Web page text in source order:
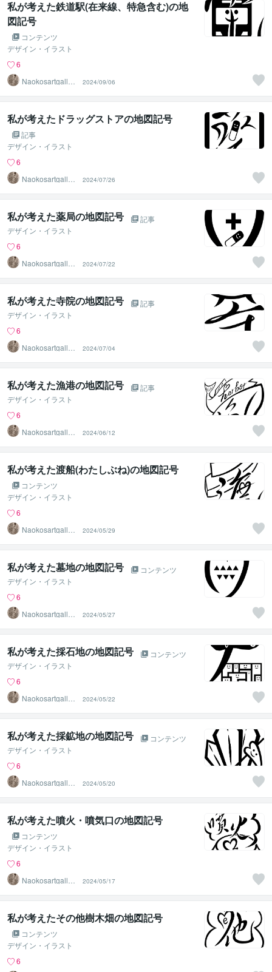
私が考えた鉄道駅(在来線、特急含む)の地
図記号
コンテンツ
デザイン・イラスト
6
Naokosartgaller
2024/09/06
私が考えたドラッグストアの地図記号
記事
デザイン・イラスト
6
Naokosartgaller
2024/07/26
私が考えた薬局の地図記号
記事
デザイン・イラスト
6
Naokosartgaller
2024/07/22
私が考えた寺院の地図記号
記事
デザイン・イラスト
6
Naokosartgaller
2024/07/04
私が考えた漁港の地図記号
記事
デザイン・イラスト
6
Naokosartgaller
2024/06/12
私が考えた渡船(わたしぶね)の地図記号
コンテンツ
デザイン・イラスト
6
Naokosartgaller
2024/05/29
私が考えた墓地の地図記号
コンテンツ
デザイン・イラスト
6
Naokosartgaller
2024/05/27
私が考えた採石地の地図記号
コンテンツ
デザイン・イラスト
6
Naokosartgaller
2024/05/22
私が考えた採鉱地の地図記号
コンテンツ
デザイン・イラスト
6
Naokosartgaller
2024/05/20
私が考えた噴火・噴気口の地図記号
コンテンツ
デザイン・イラスト
6
Naokosartgaller
2024/05/17
私が考えたその他樹木畑の地図記号
コンテンツ
デザイン・イラスト
6